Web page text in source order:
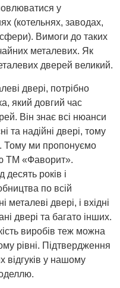
у
(котельнях, заводах,
Вимоги до таких
металевих. Як
дверей великий.
двері, потрібно
який довгий час
Він знає всі нюанси
та надійні двері, тому
Тому ми пропонуємо
ТМ «Фаворит».
років і
по всій
металеві двері, і вхідні
двері та багато інших.
виробів теж можна
рівні. Підтвердження
відгуків у нашому